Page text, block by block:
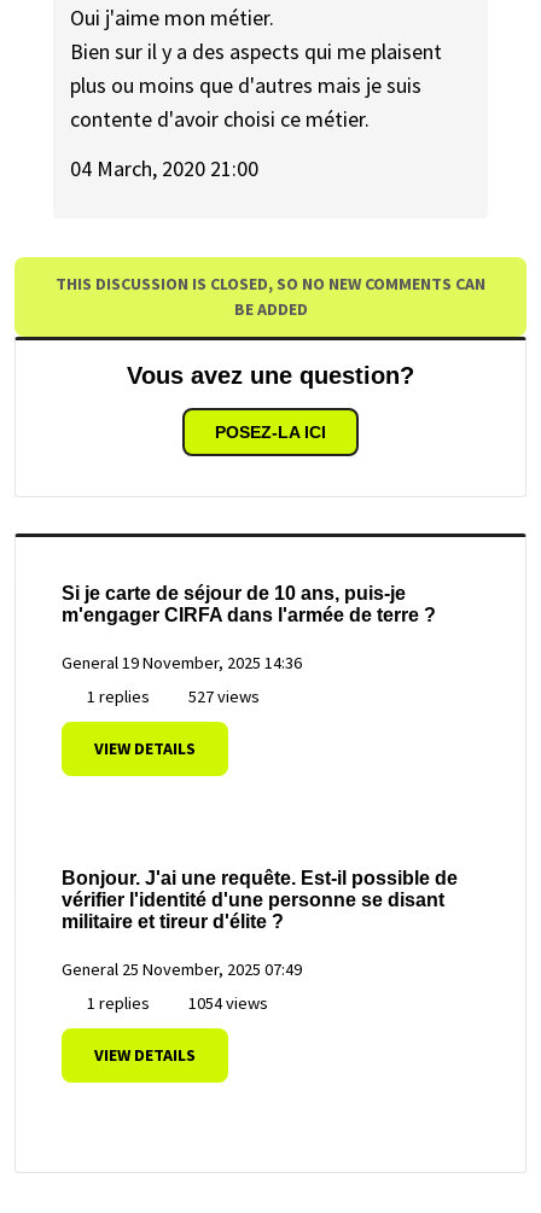
Oui j'aime mon métier.
Bien sur il y a des aspects qui me plaisent
plus ou moins que d'autres mais je suis
contente d'avoir choisi ce métier.
04 March, 2020 21:00
THIS DISCUSSION IS CLOSED, SO NO NEW COMMENTS CAN
BE ADDED
Vous avez une question?
POSEZ-LA ICI
Si je carte de séjour de 10 ans, puis-je
m'engager CIRFA dans l'armée de terre ?
General19 November, 2025 14:36
1 replies
527 views
VIEW DETAILS
Bonjour. J'ai une requête. Est-il possible de
vérifier l'identité d'une personne se disant
militaire et tireur d'élite ?
General 25 November, 2025 07:49
1 replies
1054 views
VIEW DETAILS